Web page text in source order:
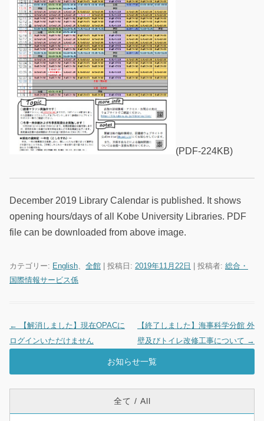
(PDF-224KB)
December 2019 Library Calendar is published. It shows
opening hours/days of all Kobe University Libraries. PDF
file can be downloaded from above image.
カテゴリー: English、 全館 | 投稿日: 2019年11月22日 投稿者: 総合・
国際情報サービス係
投稿ナビゲーション
←
【解消しました】現在OPACに
ログインいただけません
【終了しました】海事科学分館 外
壁及びトイレ改修工事について →
お知らせ一覧
全て / All